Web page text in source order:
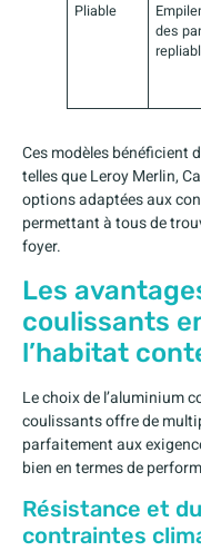
Pliable
des
Ces modèles bénéficient
telles que Leroy Merlin,
options adaptées aux
permettant à tous de
foyer.
Les
coulissants
l’habitat
Le choix de l’aluminium
coulissants offre de
parfaitement aux
bien en termes de
Résistance et
contraintes